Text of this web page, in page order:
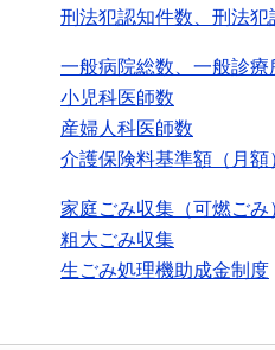
刑法犯認知件数、刑法
一般病院総数、一般診療
小児科医師数
産婦人科医師数
介護保険料基準額（月額
家庭ごみ収集（可燃ご
粗大ごみ収集
生ごみ処理機助成金制度